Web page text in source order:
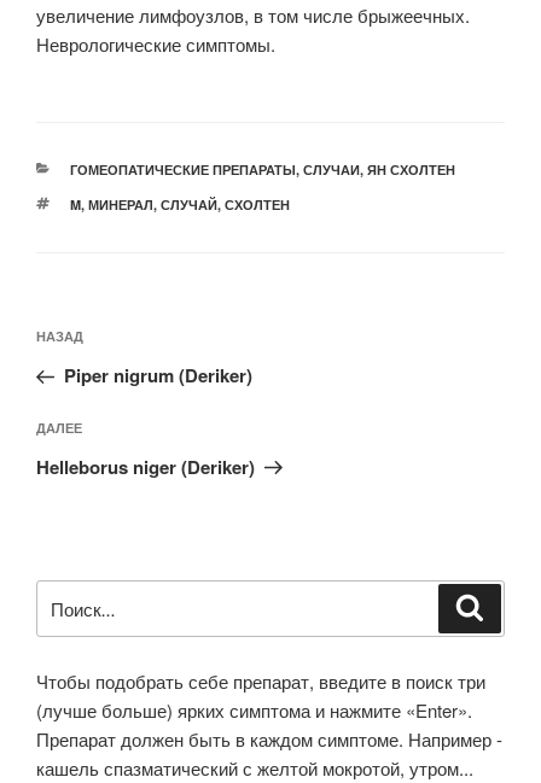
увеличение лимфоузлов, в том числе брыжеечных.
Неврологические симптомы.
РУБРИКИ
ГОМЕОПАТИЧЕСКИЕ ПРЕПАРАТЫ, СЛУЧАИ, ЯН СХОЛТЕН
МЕТКИ
M, МИНЕРАЛ, СЛУЧАЙ, СХОЛТЕН
по
записям
Предыдущая
запись:
НАЗАД
Piper nigrum (Deriker)
Следующая
запись
ДАЛЕЕ
Helleborus niger (Deriker)
Чтобы подобрать себе препарат, введите в поиск три
(лучше больше) ярких симптома и нажмите «Enter».
Препарат должен быть в каждом симптоме. Например -
кашель спазматический с желтой мокротой, утром...